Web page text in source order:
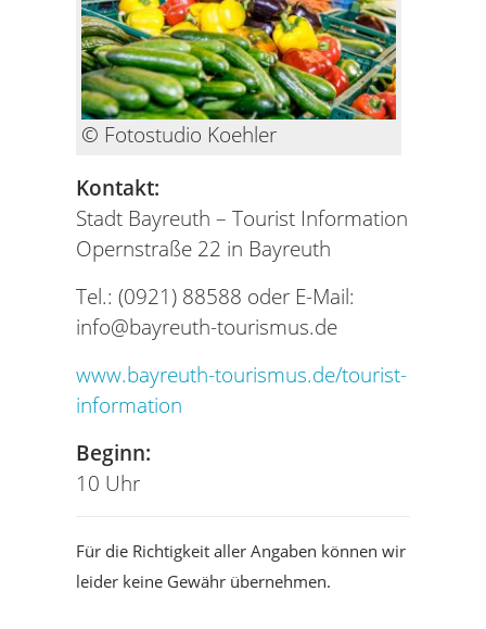
© Fotostudio Koehler
Kontakt:
Stadt Bayreuth – Tourist Information
Opernstraße 22 in Bayreuth
Tel.: (0921) 88588 oder E-Mail:
info@bayreuth-tourismus.de
www.bayreuth-tourismus.de/tourist-
information
Beginn:
10 Uhr
Für die Richtigkeit aller Angaben können wir
leider keine Gewähr übernehmen.